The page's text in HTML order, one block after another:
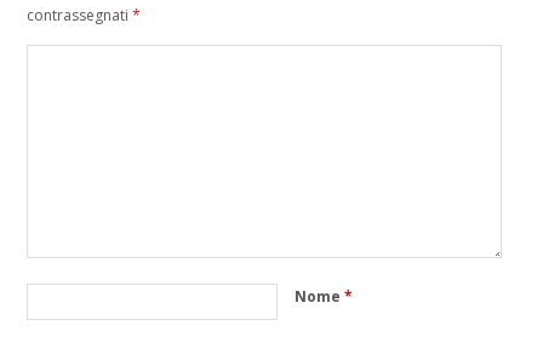
contrassegnati *
Nome *